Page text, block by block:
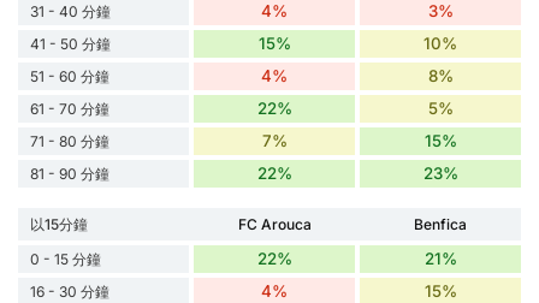
31 - 40 分鐘 4% 3%
41 - 50 分鐘 15% 10%
51 - 60 分鐘 4% 8%
61 - 70 分鐘 22% 5%
71 - 80 分鐘 7% 15%
81 - 90 分鐘 22% 23%
以15分鐘 FC Arouca
Benfica
0 - 15 分鐘
22% 21%
16 - 30 分鐘 4% 15%